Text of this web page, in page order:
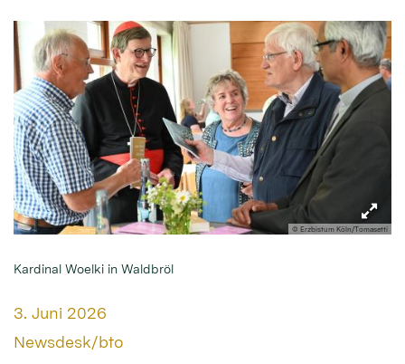
© Erzbistum Köln/Tomasetti
Kardinal Woelki in Waldbröl
Datum:
3. Juni 2026
Von:
Newsdesk/bto